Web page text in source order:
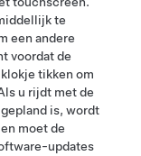
te
een andere
voordat de
tikken om
u rijdt met de
is, wordt
moet de
updates